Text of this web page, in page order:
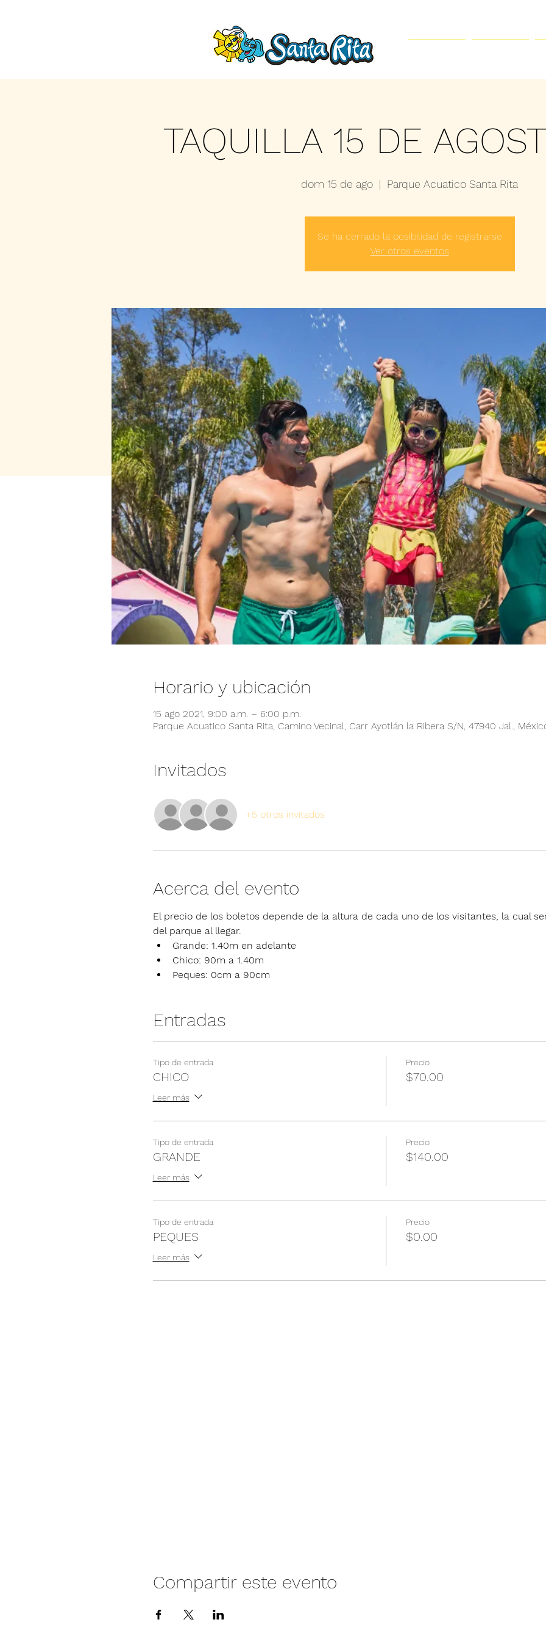
TAQUILLA 15 DE
dom 15 de ago
  |
Parque Acuatico Santa Rita
Se ha cerrado la posibilidad de registrarse
Ver otros eventos
Horario y ubicación
15 ago 2021, 9:00 a.m. – 6:00 p.m.
Parque Acuatico Santa Rita, Camino Vecinal, Carr Ayotlán la Ribera S/N, 47940 Jal.,
Invitados
+5 otros invitados
Acerca del evento
El precio de los boletos depende de la altura de cada uno de los visitantes, la cual
del parque al llegar.
Grande: 1.40m en adelante
Chico: 90m a 1.40m
Peques: 0cm a 90cm
Entradas
Tipo de entrada
CHICO
Leer más
Precio
$70.00
Tipo de entrada
GRANDE
Leer más
Precio
$140.00
Tipo de entrada
PEQUES
Leer más
Precio
$0.00
Compartir este evento